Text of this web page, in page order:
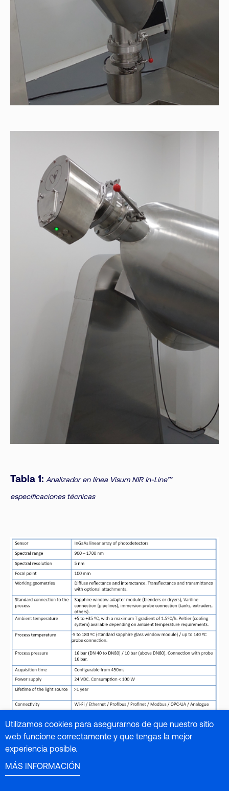
Tabla 1: Analizador en línea Visum NIR In-Line™
especificaciones técnicas
Utilizamos cookies para asegurarnos de que nuestro sitio
web funcione correctamente y que tengas la mejor
experiencia posible.
MÁS INFORMACIÓN